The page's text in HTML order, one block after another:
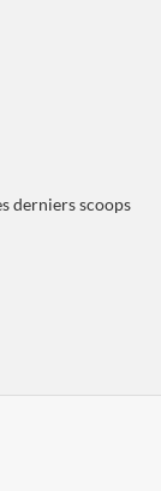
derniers scoops